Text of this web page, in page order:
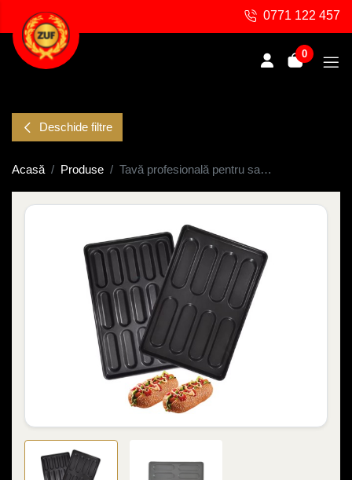
0771 122 457
0
Deschide filtre
Acasă Produse Tavă profesională pentru sandwich sau hot dog buns – 60x40 cm